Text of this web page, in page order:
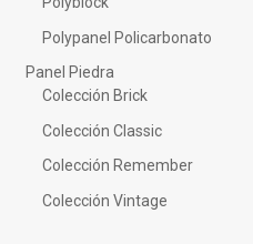
Polypanel Policarbonato
Panel Piedra
Colección Brick
Colección Classic
Colección Remember
Colección Vintage